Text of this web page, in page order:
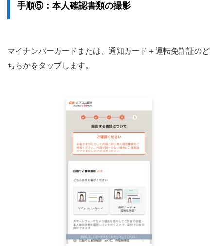
手順⑤：本人確認書類の撮影
マイナンバーカードまたは、通知カード＋運転免許証のど
ちらかをタップします。